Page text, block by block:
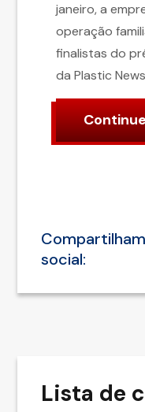
janeiro, a
operação
finalistas do
da Plastic
social:
Lista de